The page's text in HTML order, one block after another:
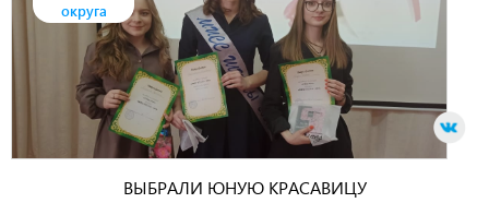
округа
ВЫБРАЛИ ЮНУЮ КРАСАВИЦУ